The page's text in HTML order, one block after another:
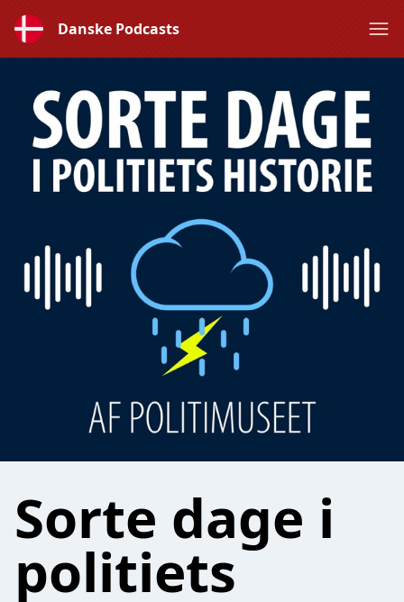
Danske Podcasts
Sorte dage i
politiets